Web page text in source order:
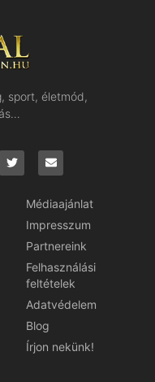
sport, életmód,
Médiaajánlat
Impresszum
Partnereink
Felhasználási
feltételek
Adatvédelem
Blog
Írjon nekünk!